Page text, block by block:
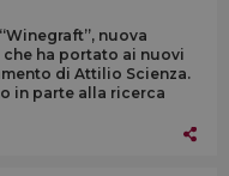
nuova
ha portato ai nuovi
di Attilio Scienza.
in parte alla ricerca